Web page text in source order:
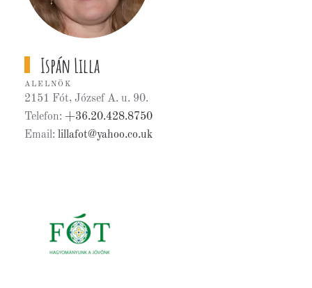
Ispán Lilla
ALELNÖK
2151 Fót, József A. u. 90.
Telefon: +36.20.428.8750
Email: lillafot@yahoo.co.uk